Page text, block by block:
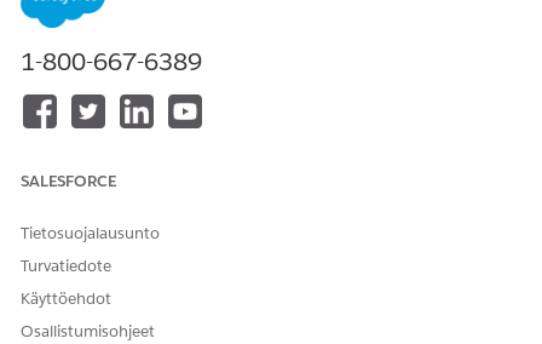
Unlimited
on Agentforce for Automotive -lisäosa tai jotka sisältyvät
Agentforce 1 Automotive Edition -versioon. Vaatii, että
jokaisella käyttäjällä on Agentforce for Automotiven lisäosa
toiminnon käyttämiseksi.
Ajoneuvotilin yhteenveto -alagenttia tehdäkseen
Agentforce auttaa myös luomaan tehtäviä ajoneuvojen
yhteenvetojen perusteella.
Alargaatti: Ajoneuvon rahoitustilin yhteenveto
Autoyhtiön myynti- tai palveluedustajat voivat käyttää
1-800-667-6389
SALESFORCE
Tietosuojalausunto
Turvatiedote
Käyttöehdot
Osallistumisohjeet